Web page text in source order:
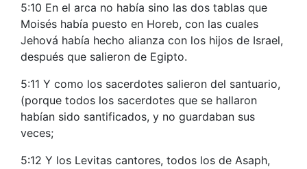
5:10 En el arca no había sino las dos tablas que
Moisés había puesto en Horeb, con las cuales
Jehová había hecho alianza con los hijos de Israel,
después que salieron de Egipto.
5:11 Y como los sacerdotes salieron del santuario,
(porque todos los sacerdotes que se hallaron
habían sido santificados, y no guardaban sus
veces;
5:12 Y los Levitas cantores, todos los de Asaph,